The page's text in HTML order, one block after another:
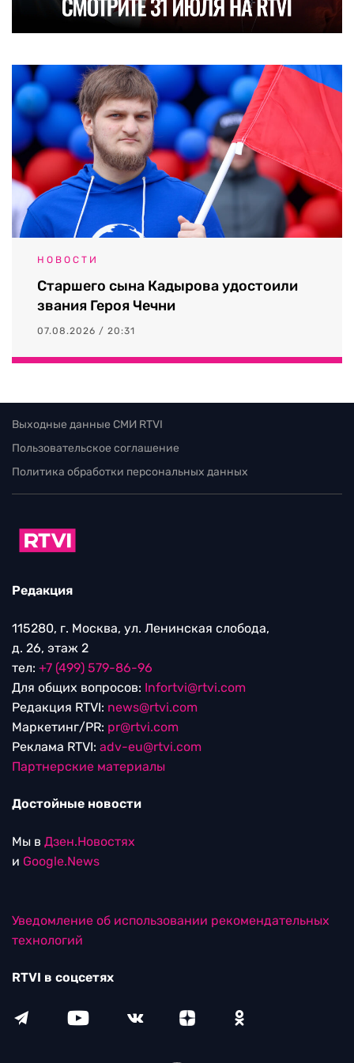
НОВОСТИ
Старшего сына Кадырова удостоили
звания Героя Чечни
07.08.2026 / 20:31
Выходные данные СМИ RTVI
Пользовательское соглашение
Политика обработки персональных данных
Редакция
115280, г. Москва, ул. Ленинская слобода,
д. 26, этаж 2
тел: +7 (499) 579-86-96
Для общих вопросов: Infortvi@rtvi.com
Редакция RTVI: news@rtvi.com
Маркетинг/PR: pr@rtvi.com
Реклама RTVI: adv-eu@rtvi.com
Партнерские материалы
Достойные новости
Мы в Дзен.Новостях
и Google.News
Уведомление об использовании рекомендательных
технологий
RTVI в соцсетях